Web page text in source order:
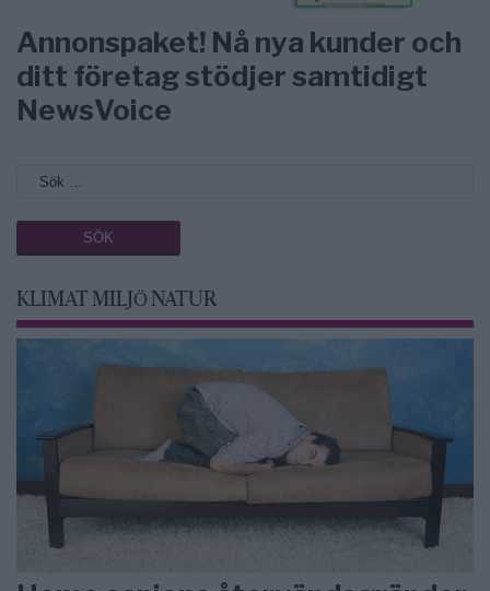
Annonspaket! Nå nya kunder och
ditt företag stödjer samtidigt
NewsVoice
KLIMAT MILJÖ NATUR